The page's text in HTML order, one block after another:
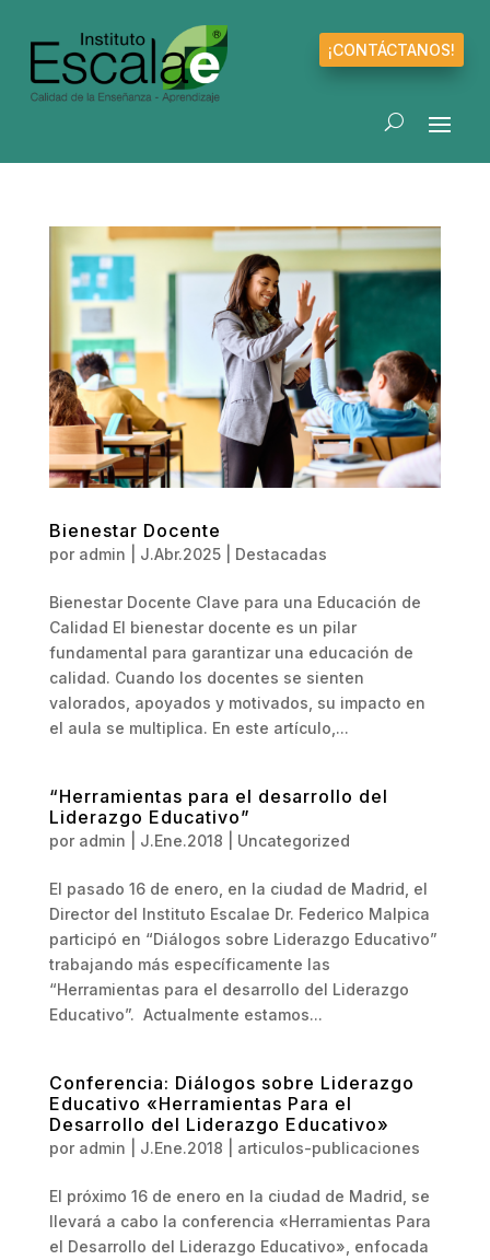
¡CONTÁCTANOS!
Bienestar Docente
por admin J.Abr.2025| Destacadas
Bienestar Docente Clave para una Educación de
Calidad El bienestar docente es un pilar
fundamental para garantizar una educación de
calidad. Cuando los docentes se sienten
valorados, apoyados y motivados, su impacto en
el aula se multiplica. En este artículo,...
“Herramientas para el desarrollo del
Liderazgo Educativo”
por admin J.Ene.2018 Uncategorized
El pasado 16 de enero, en la ciudad de Madrid, el
Director del Instituto Escalae Dr. Federico Malpica
participó en “Diálogos sobre Liderazgo Educativo”
trabajando más específicamente las
“Herramientas para el desarrollo del Liderazgo
Educativo”. Actualmente estamos...
Conferencia: Diálogos sobre Liderazgo
Educativo «Herramientas Para el
Desarrollo del Liderazgo Educativo»
por admin J.Ene.2018 articulos-publicaciones
El próximo 16 de enero en la ciudad de Madrid, se
llevará a cabo la conferencia «Herramientas Para
el Desarrollo del Liderazgo Educativo», enfocada